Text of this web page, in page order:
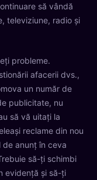
să vândă
televiziune, radio și
probleme.
afacerii dvs.,
un număr de
publicitate, nu
să vă uitați la
reclame din nou
de anunț în ceva
să-ți schimbi
evidență și să-ți